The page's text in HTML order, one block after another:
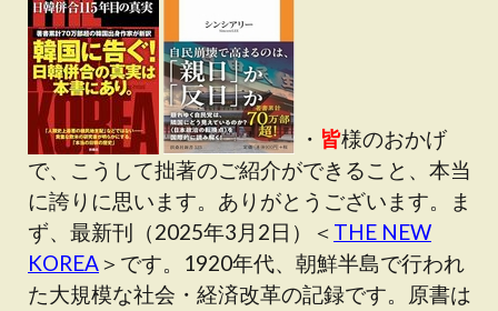
・ 皆様のおかげ
で、こうして拙著のご紹介ができること、本当
に誇りに思います。ありがとうございます。ま
ず、最新刊（2025年3月2日）＜ THE NEW
KOREA＞です。1920年代、朝鮮半島で行われ
た大規模な社会・経済改革の記録です。原書は